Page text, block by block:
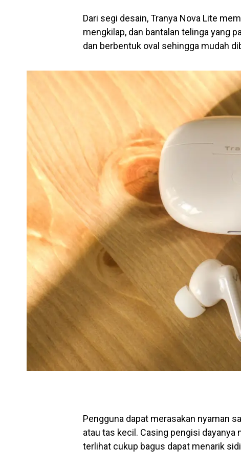
Dari segi desain, Tranya Nova Lite
mengkilap, dan bantalan telinga yang
dan berbentuk oval sehingga mudah
Pengguna dapat merasakan nyaman
atau tas kecil. Casing pengisi
terlihat cukup bagus dapat menarik